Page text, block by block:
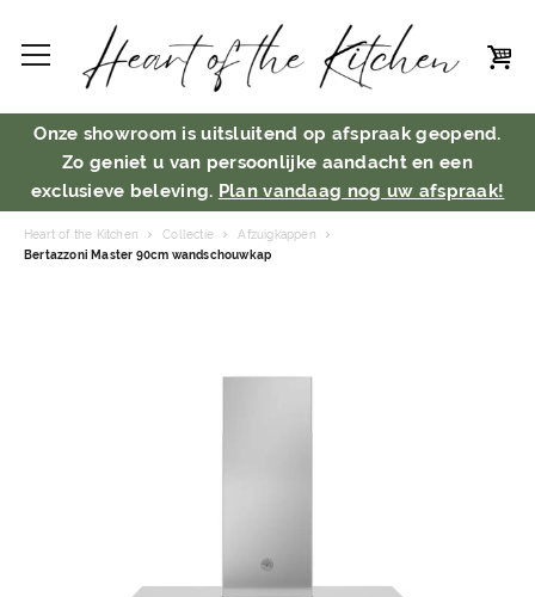
Onze showroom is uitsluitend op afspraak geopend.
Zo geniet u van persoonlijke aandacht en een
exclusieve beleving. Plan vandaag nog uw afspraak!
Heart of the Kitchen Collectie
Afzuigkappen
Bertazzoni Master 90cm wandschouwkap